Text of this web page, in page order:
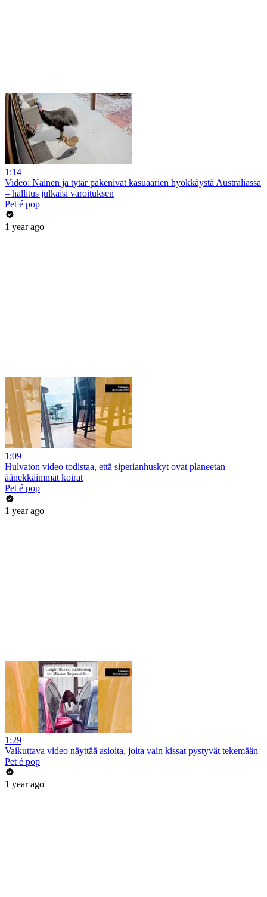
1:14
Video: Nainen ja tytär pakenivat kasuaarien hyökkäystä Australiassa
– hallitus julkaisi varoituksen
Pet é pop
1 year ago
1:09
Hulvaton video todistaa, että siperianhuskyt ovat planeetan
äänekkäimmät koirat
Pet é pop
1 year ago
1:29
Vaikuttava video näyttää asioita, joita vain kissat pystyvät tekemään
Pet é pop
1 year ago